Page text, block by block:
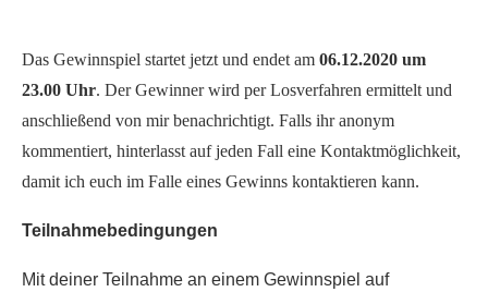
Das Gewinnspiel startet jetzt und endet am 06.12.2020 um
23.00 Uhr. Der Gewinner wird per Losverfahren ermittelt und
anschließend von mir benachrichtigt. Falls ihr anonym
kommentiert, hinterlasst auf jeden Fall eine Kontaktmöglichkeit,
damit ich euch im Falle eines Gewinns kontaktieren kann.
Teilnahmebedingungen
Mit deiner Teilnahme an einem Gewinnspiel auf